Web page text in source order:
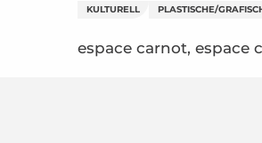
KULTURELL PLASTISCHE/
espace carnot, espace